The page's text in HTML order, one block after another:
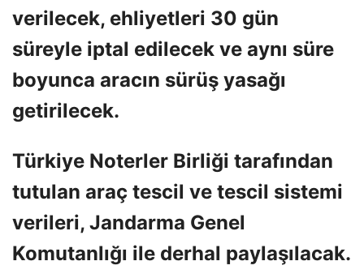
verilecek, ehliyetleri 30 gün
süreyle iptal edilecek ve aynı süre
boyunca aracın sürüş yasağı
getirilecek.
Türkiye Noterler Birliği tarafından
tutulan araç tescil ve tescil sistemi
verileri, Jandarma Genel
Komutanlığı ile derhal paylaşılacak.